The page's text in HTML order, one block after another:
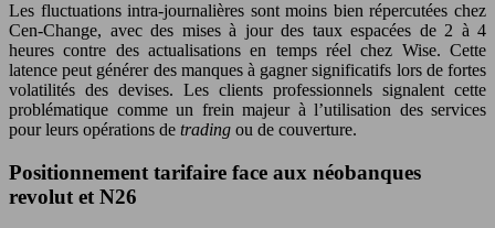
Les fluctuations intra-journalières sont moins bien répercutées chez
Cen-Change, avec des mises à jour des taux espacées de 2 à 4
heures contre des actualisations en temps réel chez Wise. Cette
latence peut générer des manques à gagner significatifs lors de fortes
volatilités des devises. Les clients professionnels signalent cette
problématique comme un frein majeur à l’utilisation des services
pour leurs opérations de trading ou de couverture.
Positionnement tarifaire face aux néobanques
revolut et N26